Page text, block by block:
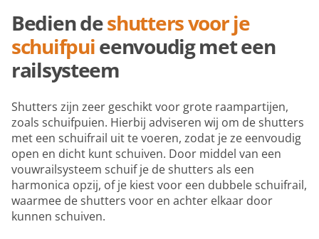
Bedien deshutters voor je
schuifpuieenvoudig met een
railsysteem
Shutters zijn zeer geschikt voor grote raampartijen,
zoals schuifpuien. Hierbij adviseren wij om de shutters
met een schuifrail uit te voeren, zodat je ze eenvoudig
open en dicht kunt schuiven. Door middel van een
vouwrailsysteem schuif je de shutters als een
harmonica opzij, of je kiest voor een dubbele schuifrail,
waarmee de shutters voor en achter elkaar door
kunnen schuiven.